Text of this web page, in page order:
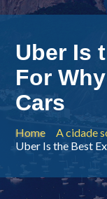
Uber Is
For
Cars
Home
A cidade
Uber Is the Best